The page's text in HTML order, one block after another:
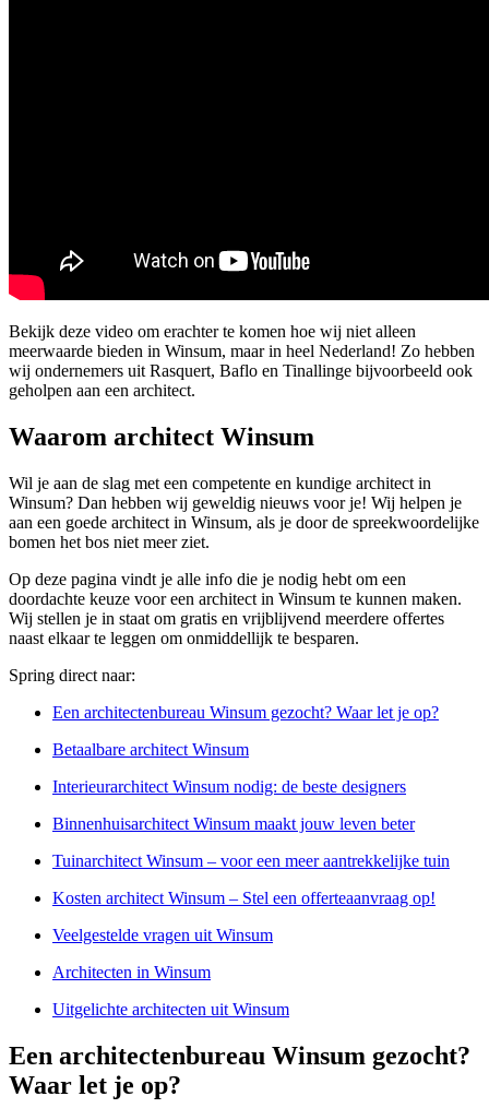
Bekijk deze video om erachter te komen hoe wij niet alleen
meerwaarde bieden in Winsum, maar in heel Nederland! Zo hebben
wij ondernemers uit Rasquert, Baflo en Tinallinge bijvoorbeeld ook
geholpen aan een architect.
Waarom architect Winsum
Wil je aan de slag met een competente en kundige architect in
Winsum? Dan hebben wij geweldig nieuws voor je! Wij helpen je
aan een goede architect in Winsum, als je door de spreekwoordelijke
bomen het bos niet meer ziet.
Op deze pagina vindt je alle info die je nodig hebt om een
doordachte keuze voor een architect in Winsum te kunnen maken.
Wij stellen je in staat om gratis en vrijblijvend meerdere offertes
naast elkaar te leggen om onmiddellijk te besparen.
Spring direct naar:
Een architectenbureau Winsum gezocht? Waar let je op?
Betaalbare architect Winsum
Interieurarchitect Winsum nodig: de beste designers
Binnenhuisarchitect Winsum maakt jouw leven beter
Tuinarchitect Winsum – voor een meer aantrekkelijke tuin
Kosten architect Winsum – Stel een offerteaanvraag op!
Veelgestelde vragen uit Winsum
Architecten in Winsum
Uitgelichte architecten uit Winsum
Een architectenbureau Winsum gezocht?
Waar let je op?